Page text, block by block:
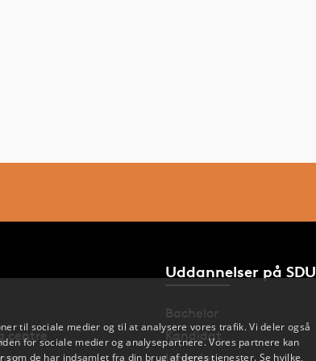
centre
Uddannelser på SDU
Bachelor
Kandidat
Ingeniør
til sociale medier og til at analysere vores trafik. Vi deler også
for sociale medier og analysepartnere. Vores partnere kan
de har indsamlet fra din brug af deres tjenester. Se hvilke,